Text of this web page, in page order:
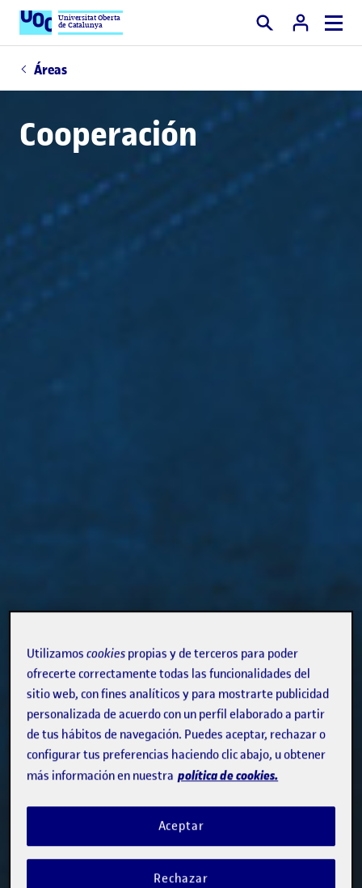
Universitat Oberta
de Catalunya Buscar
Áreas
Cooperación
Utilizamoscookies propias y de terceros para poder
ofrecerte correctamente todas las funcionalidades del
sitio web, con fines analíticos y para mostrarte publicidad
personalizada de acuerdo con un perfil elaborado a partir
de tus hábitos de navegación. Puedes aceptar, rechazar o
configurar tus preferencias haciendo clic abajo, u obtener
más información en nuestra política de cookies.
Rechazar
Aceptar